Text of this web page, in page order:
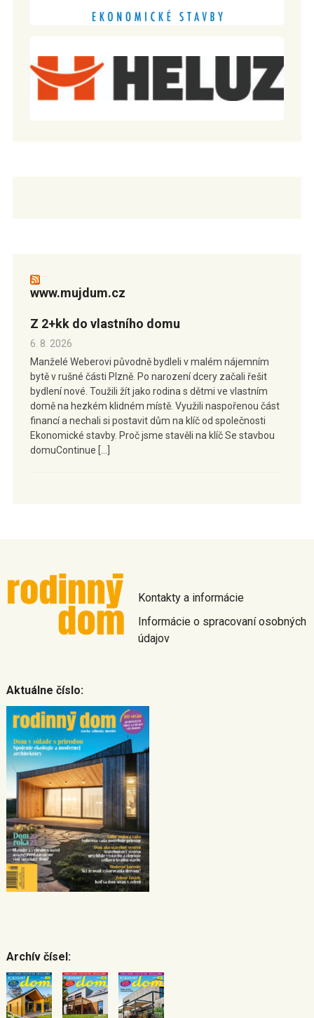
www.mujdum.cz
Z 2+kk do vlastního domu
6. 8. 2026
Manželé Weberovi původně bydleli v malém nájemním
bytě v rušné části Plzně. Po narození dcery začali řešit
bydlení nové. Toužili žít jako rodina s dětmi ve vlastním
domě na hezkém klidném místě. Využili naspořenou část
financí a nechali si postavit dům na klíč od společnosti
Ekonomické stavby. Proč jsme stavěli na klíč Se stavbou
domuContinue […]
Kontakty a informácie
Informácie o spracovaní osobných
údajov
Aktuálne číslo:
Archív čísel: